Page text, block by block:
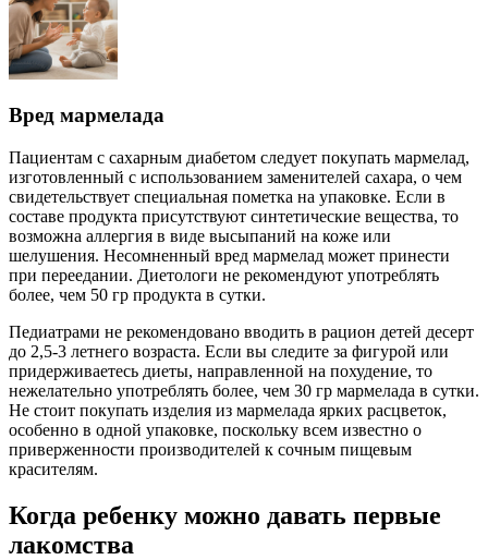
Вред мармелада
Пациентам с сахарным диабетом следует покупать мармелад,
изготовленный с использованием заменителей сахара, о чем
свидетельствует специальная пометка на упаковке. Если в
составе продукта присутствуют синтетические вещества, то
возможна аллергия в виде высыпаний на коже или
шелушения. Несомненный вред мармелад может принести
при переедании. Диетологи не рекомендуют употреблять
более, чем 50 гр продукта в сутки.
Педиатрами не рекомендовано вводить в рацион детей десерт
до 2,5-3 летнего возраста. Если вы следите за фигурой или
придерживаетесь диеты, направленной на похудение, то
нежелательно употреблять более, чем 30 гр мармелада в сутки.
Не стоит покупать изделия из мармелада ярких расцветок,
особенно в одной упаковке, поскольку всем известно о
приверженности производителей к сочным пищевым
красителям.
Когда ребенку можно давать первые
лакомства